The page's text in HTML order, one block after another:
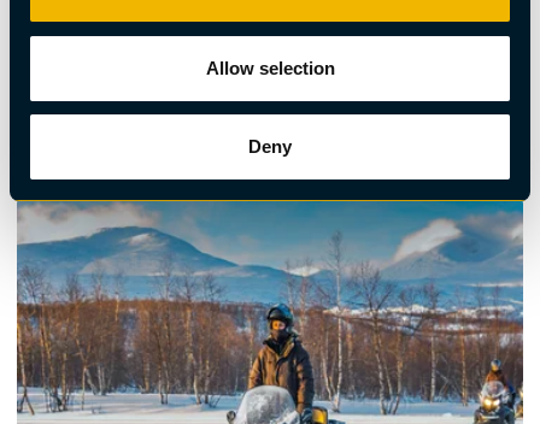
Allow selection
Deny